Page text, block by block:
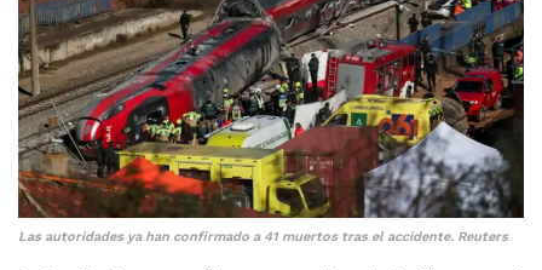
Las autoridades ya han confirmado a 41 muertos tras el accidente. Reuters